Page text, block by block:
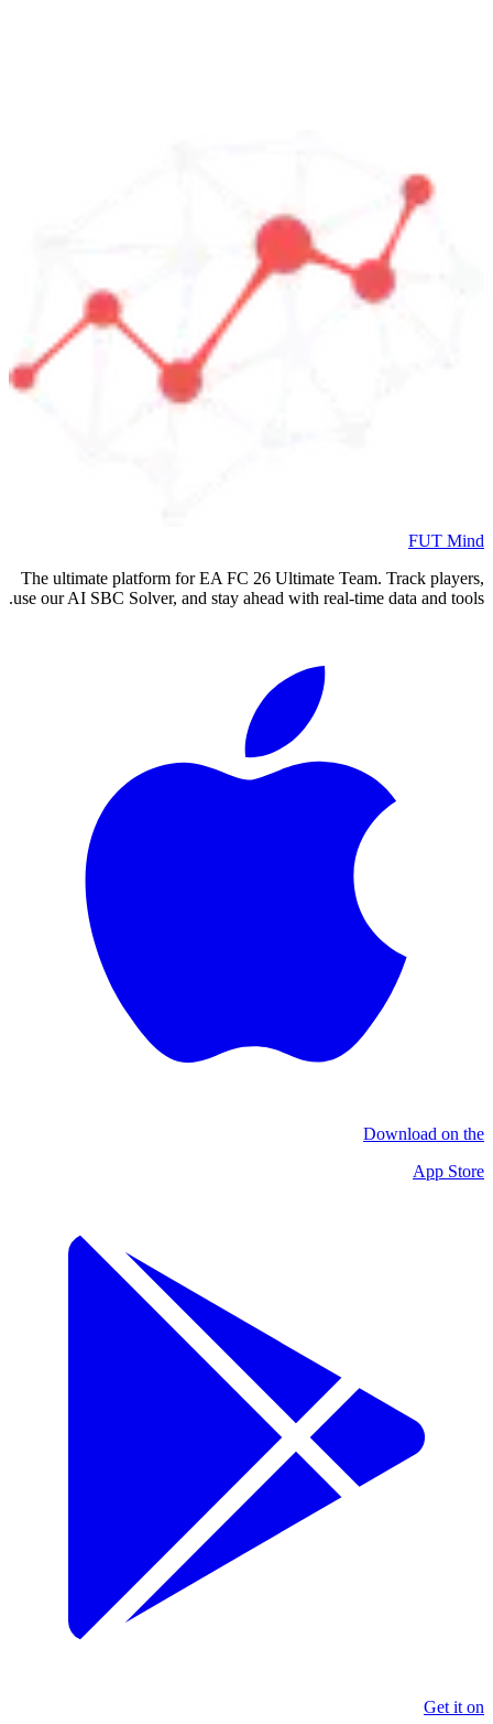
FUT Mind
The ultimate platform for EA FC 26 Ultimate Team. Track players,
use our AI SBC Solver, and stay ahead with real-time data and tools.
Download on the
App Store
Get it on